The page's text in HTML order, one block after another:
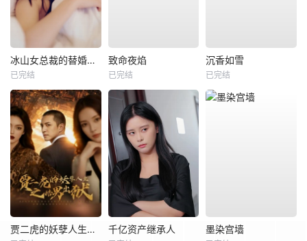
冰山女总裁的替婚兵王
已完结
致命夜焰
已完结
沉香如雪
已完结
贾二虎的妖孽人生之皓男出狱 千亿资产继承人 墨染宫墙